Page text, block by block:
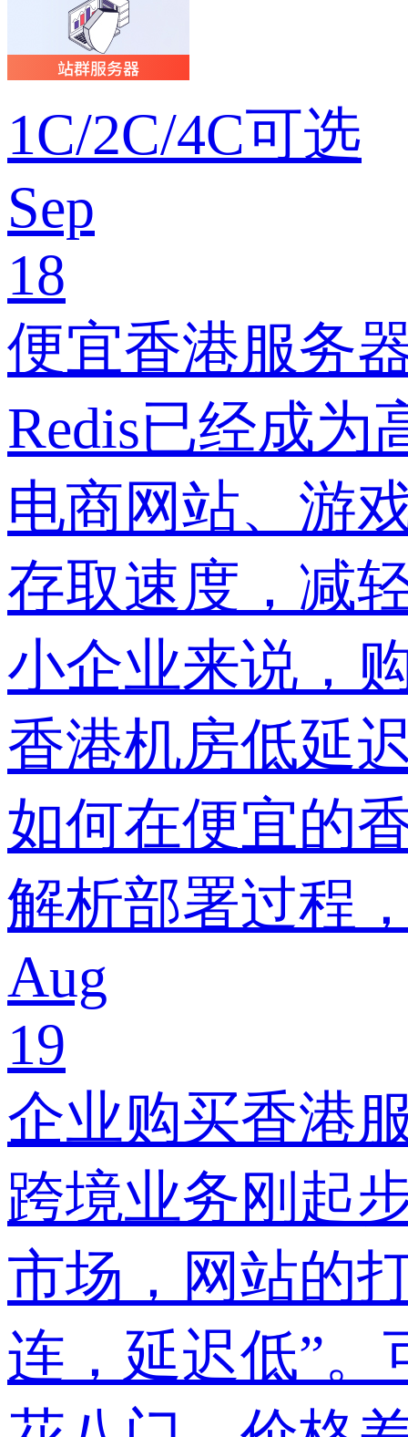
1C/2C/4C可选
Sep
18
便宜香港服务
Redis已经成为
电商网站、游
存取速度，减
小企业来说，
香港机房低延
如何在便宜的
解析部署过程
Aug
19
企业购买香港
跨境业务刚起
市场，网站的
连，延迟低”